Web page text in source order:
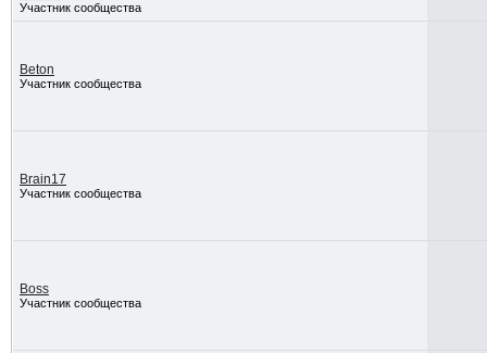
Участник сообщества
Beton
Участник сообщества
Brain17
Участник сообщества
Boss
Участник сообщества